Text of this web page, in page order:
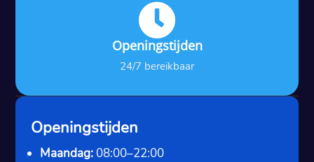

Openingstijden
24/7 bereikbaar
Openingstijden
Maandag: 08:00–22:00